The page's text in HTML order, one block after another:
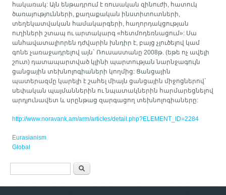
հակառակ: Այն ենթադրում է ռուսական զինուժի, հատուկ
ծառայությունների, քաղաքական ինստիտուտների,
տեղեկատվական համակարգերի, հաղորդակցության
ուղիների շտապ ու արտակարգ «հետմոդեռնացում»: Սա
անհավատալիորեն դժվարին խնդիր է, բայց չլուծելով կամ
գոնե չառաջադրելով այն` Ռուսաստանը 2008թ. (եթե ոչ ավելի
շուտ) դատապարտված կլինի պարտության նարնջագույն
ցանցային տեխնոլոգիաների կողմից: Ցանցային
պատերազմը կարելի է շահել միայն ցանցային միջոցներով`
սեփական պայմաններին ու նպատակներին հարմարեցնելով
արդյունավետ և սրընթաց զարգացող տեխնոլոգիաները:
http://www.noravank.am/arm/articles/detail.php?ELEMENT_ID=2284
Eurasianism
Global
Search form